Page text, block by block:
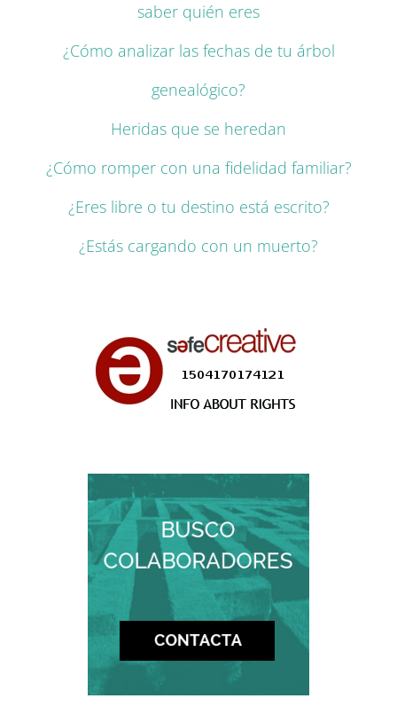
saber quién eres
¿Cómo analizar las fechas de tu árbol
genealógico?
Heridas que se heredan
¿Cómo romper con una fidelidad familiar?
¿Eres libre o tu destino está escrito?
¿Estás cargando con un muerto?